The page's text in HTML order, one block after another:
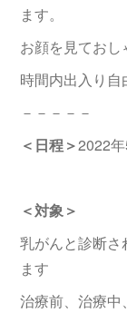
ます。
お顔を見ておし
時間内出入り自
－－－－－
＜日程＞2022
＜対象＞
乳がんと診断
ます
治療前、治療